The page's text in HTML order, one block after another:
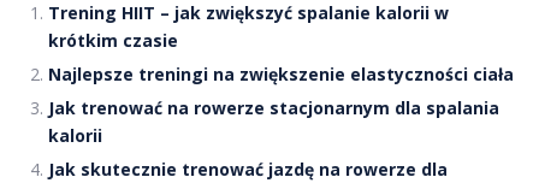
Trening HIIT – jak zwiększyć spalanie kalorii w
krótkim czasie
Najlepsze treningi na zwiększenie elastyczności ciała
Jak trenować na rowerze stacjonarnym dla spalania
kalorii
Jak skutecznie trenować jazdę na rowerze dla